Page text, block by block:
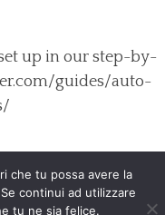
up in our step-by-
guides/auto-
che tu possa avere la
continui ad utilizzare
tu ne sia felice.